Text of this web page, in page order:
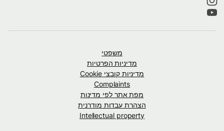
משפטי
מדיניות הפרטיות
מדיניות קובצי Cookie
Complaints
מפת אתר לפי מדינות
הצהרת עבדות מודרנית
Intellectual property